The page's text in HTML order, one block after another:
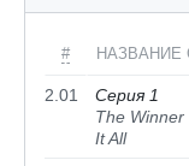
# НАЗВАНИЕ
2.01
Серия 1
The Winner
It All